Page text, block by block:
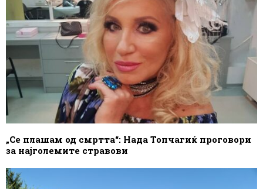
„Се плашам од смртта“: Нада Топчагиќ проговори
за најголемите стравови